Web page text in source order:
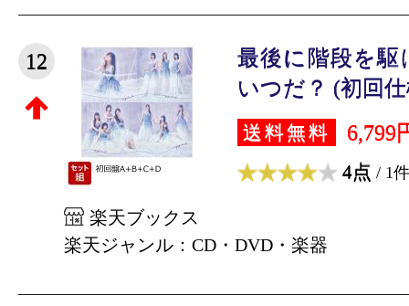
12
最後に階段を
いつだ？ (初回
送料無料 6,799
4点 / 1件
楽天ブックス
楽天ジャンル：CD・DVD・楽器